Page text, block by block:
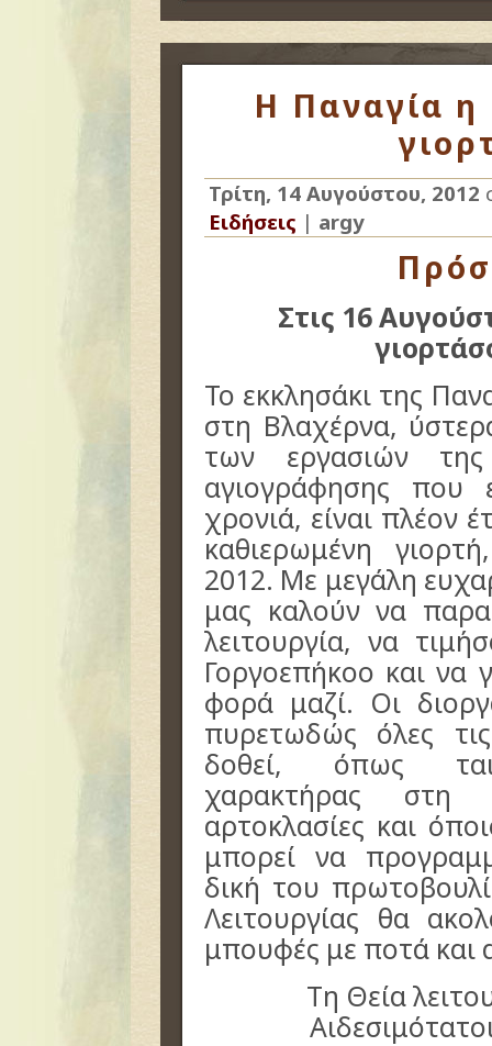
Η Παναγία η
Τρίτη, 14 Αυγούστου, 2012
Ειδήσεις | argy
Στις 16
Το εκκλησάκι της
στη Βλαχέρνα,
των εργασιών
αγιογράφησης που
χρονιά, είναι πλέον
καθιερωμένη
2012. Με μεγάλη
μας καλούν να
λειτουργία, να
Γοργοεπήκοο και να
φορά μαζί. Οι
πυρετωδώς όλες
δοθεί, όπως
χαρακτήρας στη
αρτοκλασίες και
μπορεί να
δική του
Λειτουργίας θα
μπουφές με ποτά και
Τη Θεία